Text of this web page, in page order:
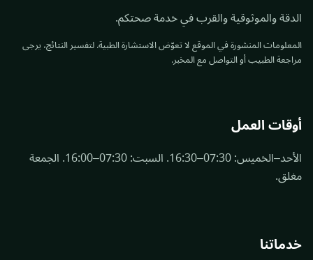
الدقة والموثوقية والقرب في خدمة صحتكم.
المعلومات المنشورة في الموقع لا تعوّض الاستشارة الطبية. لتفسير النتائج، يرجى
مراجعة الطبيب أو التواصل مع المخبر.
أوقات العمل
الأحد–الخميس: 07:30–16:30. السبت: 07:30–16:00. الجمعة
مغلق.
خدماتنا